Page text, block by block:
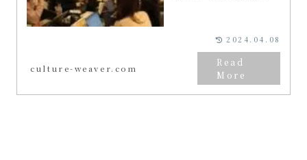
culture-weaver.com
2024.04.08